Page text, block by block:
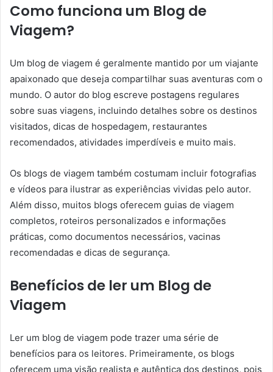
Como funciona um Blog de
Viagem?
Um blog de viagem é geralmente mantido por um viajante
apaixonado que deseja compartilhar suas aventuras com o
mundo. O autor do blog escreve postagens regulares
sobre suas viagens, incluindo detalhes sobre os destinos
visitados, dicas de hospedagem, restaurantes
recomendados, atividades imperdíveis e muito mais.
Os blogs de viagem também costumam incluir fotografias
e vídeos para ilustrar as experiências vividas pelo autor.
Além disso, muitos blogs oferecem guias de viagem
completos, roteiros personalizados e informações
práticas, como documentos necessários, vacinas
recomendadas e dicas de segurança.
Benefícios de ler um Blog de
Viagem
Ler um blog de viagem pode trazer uma série de
benefícios para os leitores. Primeiramente, os blogs
oferecem uma visão realista e autêntica dos destinos, pois